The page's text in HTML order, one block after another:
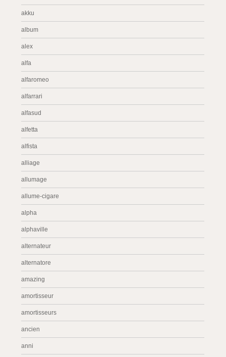
akku
album
alex
alfa
alfaromeo
alfarrari
alfasud
alfetta
alfista
alliage
allumage
allume-cigare
alpha
alphaville
alternateur
alternatore
amazing
amortisseur
amortisseurs
ancien
anni